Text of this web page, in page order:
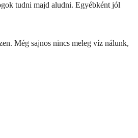
tudni majd aludni. Egyébként jól
Még sajnos nincs meleg víz nálunk,